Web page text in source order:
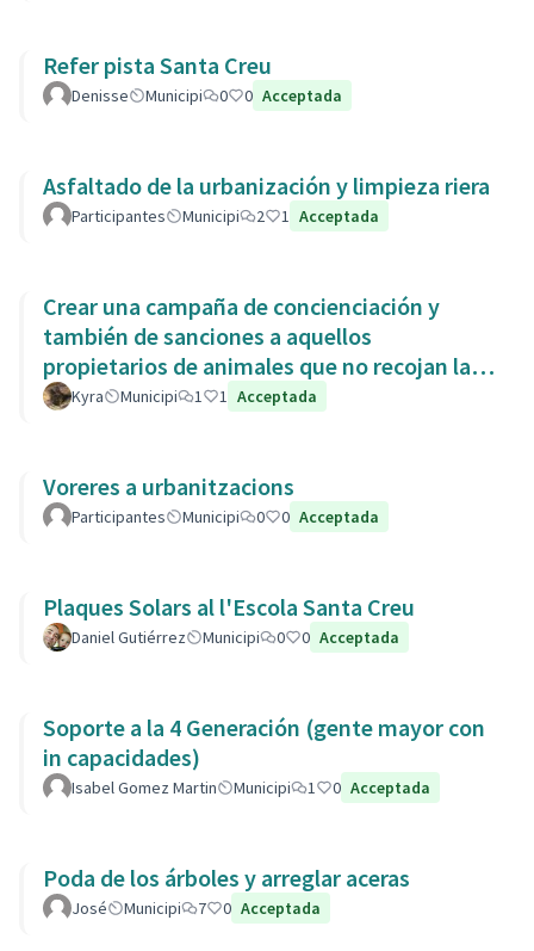
Refer pista Santa Creu
Denisse Municipi 0 0 Acceptada
Asfaltado de la urbanización y limpieza riera
Participantes Municipi 2 1 Acceptada
Crear una campaña de concienciación y
también de sanciones a aquellos
propietarios de animales que no recojan las
heces de las aceras. Es responsabili
Kyra Municipi 1 1 Acceptada
Voreres a urbanitzacions
Participantes Municipi 0 0 Acceptada
Plaques Solars al l'Escola Santa Creu
Daniel Gutiérrez Municipi 0 0 Acceptada
Soporte a la 4 Generación (gente mayor con
in capacidades)
Isabel Gomez Martin Municipi 1 0 Acceptada
Poda de los árboles y arreglar aceras
José Municipi 7 0 Acceptada